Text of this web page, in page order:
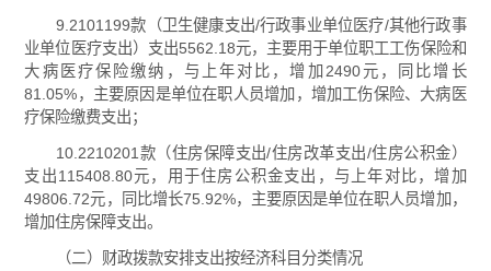
9.2101199款（卫生健康支出/行政事业单位医疗/其他行政事
业单位医疗支出）支出5562.18元，主要用于单位职工工伤保险和
大病医疗保险缴纳，与上年对比，增加2490元，同比增长
81.05%，主要原因是单位在职人员增加，增加工伤保险、大病医
疗保险缴费支出；
10.2210201款（住房保障支出/住房改革支出/住房公积金）
支出115408.80元，用于住房公积金支出，与上年对比，增加
49806.72元，同比增长75.92%，主要原因是单位在职人员增加，
增加住房保障支出。
（二）财政拨款安排支出按经济科目分类情况